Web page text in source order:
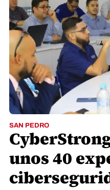
SAN PEDRO
unos 40